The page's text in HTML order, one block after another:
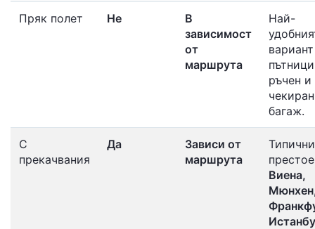
Пряк полет Не
В
зависимост
от
маршрута
Най-
ръчен и
чекиран
багаж.
С
прекачвания
Да
Зависи от
маршрута
Типични
Виена,